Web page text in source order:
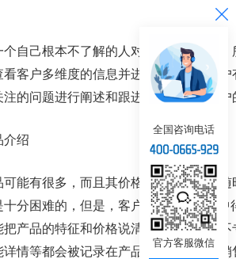
个自己根本不了解的人对自己产生信任
看客户多维度的信息并进行分析，对客
注的问题进行阐述和跟进，把话说到客
介绍
可能有很多，而且其价格和库存可能会
分困难的，但是，客户希望在“旅途”
把产品的特征和价格说清楚，就会显得不
详情等都会被记录在产品管理的板块，
全国咨询电话
官方客服微信